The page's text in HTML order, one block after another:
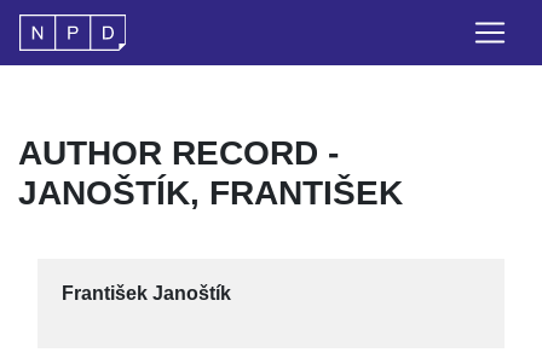
AUTHOR RECORD -
JANOŠTÍK, FRANTIŠEK
František Janoštík